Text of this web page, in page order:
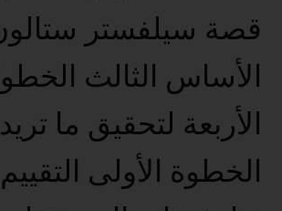
قصة سيلفستر
الأساس الثالث
الأربعة لتحقيق ما تريد
الخطوة الأولى التقييم